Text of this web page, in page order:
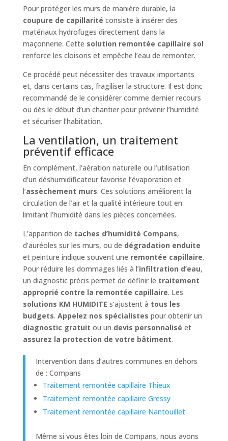
Pour protéger les murs de manière durable, la
coupure de capillarité consiste à insérer des
matériaux hydrofuges directement dans la
maçonnerie. Cette solution remontée capillaire sol
renforce les cloisons et empêche l’eau de remonter.
Ce procédé peut nécessiter des travaux importants
et, dans certains cas, fragiliser la structure. Il est donc
recommandé de le considérer comme dernier recours
ou dès le début d’un chantier pour prévenir l’humidité
et sécuriser l’habitation.
La ventilation, un traitement
préventif efficace
En complément, l’aération naturelle ou l’utilisation
d’un déshumidificateur favorise l’évaporation et
l’assèchement murs. Ces solutions améliorent la
circulation de l’air et la qualité intérieure tout en
limitant l’humidité dans les pièces concernées.
L’apparition de taches d’humidité Compans,
d’auréoles sur les murs, ou de dégradation enduite
et peinture indique souvent une remontée capillaire.
Pour réduire les dommages liés à l’infiltration d’eau,
un diagnostic précis permet de définir le traitement
approprié contre la remontée capillaire. Les
solutions KM HUMIDITE s’ajustent à tous les
budgets. Appelez nos spécialistes pour obtenir un
diagnostic gratuit ou un devis personnalisé et
assurez la protection de votre bâtiment.
Intervention dans d’autres communes en dehors
de : Compans
Traitement remontée capillaire Thieux
Traitement remontée capillaire Gressy
Traitement remontée capillaire Nantouillet
Même si vous êtes loin de Compans, nous avons